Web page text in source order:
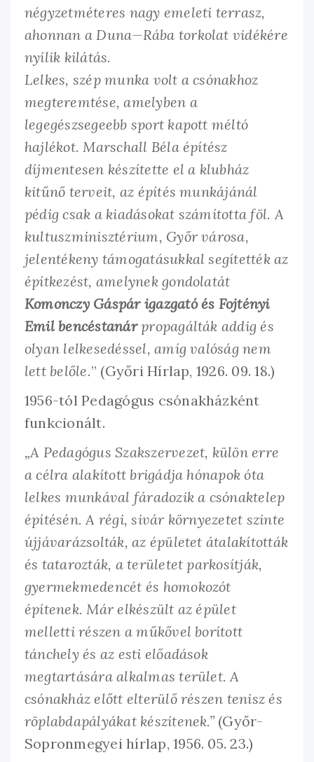
négyzetméteres nagy emeleti terrasz,
ahonnan a Duna—Rába torkolat vidékére
nyílik kilátás.
Lelkes, szép munka volt a csónakhoz
megteremtése, amelyben a
legegészsegeebb sport kapott méltó
hajlékot. Marschall Béla építész
díjmentesen készítette el a klubház
kitűnő terveit, az építés munkájánál
pédig csak a kiadásokat számította föl. A
kultuszminisztérium, Győr városa,
jelentékeny támogatásukkal segítették az
építkezést, amelynek gondolatát
Komonczy Gáspár igazgató és Fojtényi
Emil bencéstanárpropagálták addig és
olyan lelkesedéssel, amíg valóság nem
lett belőle.” (Győri Hírlap, 1926. 09. 18.)
1956-tól Pedagógus csónakházként
funkcionált.
„A Pedagógus Szakszervezet, külön erre
a célra alakított brigádja hónapok óta
lelkes munkával fáradozik a csónaktelep
építésén. A régi, sivár környezetet szinte
újjávarázsolták, az épületet átalakították
és tatarozták, a területet parkosítják,
gyermekmedencét és homokozót
építenek. Már elkészült az épület
melletti részen a műkővel borított
tánchely és az esti előadások
megtartására alkalmas terület. A
csónakház előtt elterülő részen tenisz és
röplabdapályákat készítenek.”(Győr-
Sopronmegyei hírlap, 1956. 05. 23.)